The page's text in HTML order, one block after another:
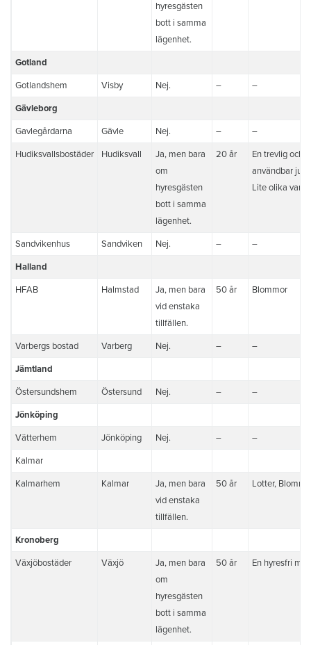
hyresgästen
bott i samma
lägenhet.
Gotland
Gotlandshem Visby Nej. – –
Gävleborg
Gavlegårdarna Gävle Nej. – –
Hudiksvallsbostäder Hudiksvall
Ja, men bara
om
hyresgästen
bott i samma
lägenhet.
20 år
En trevlig och
användbar
Lite olika varje
Sandvikenhus Sandviken Nej. – –
Halland
HFAB Halmstad
Ja, men bara
vid enstaka
tillfällen.
50 år Blommor
Varbergs bostad Varberg Nej. – –
Jämtland
Östersundshem Östersund Nej. – –
Jönköping
Vätterhem Jönköping Nej. – –
Kalmar
Kalmarhem Kalmar
Ja, men bara
vid enstaka
tillfällen.
50 år Lotter,
Kronoberg
Växjöbostäder Växjö
Ja, men bara
om
hyresgästen
bott i samma
lägenhet.
50 år En hyresfri